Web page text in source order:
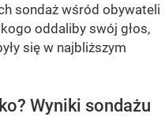
sondaż wśród obywateli
oddaliby swój głos,
się w najbliższym
Wyniki sondażu